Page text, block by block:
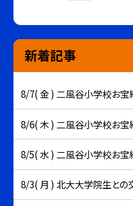
新着記事
8/7( 金 ) 二風谷小学校お宝
8/6( 木 ) 二風谷小学校お宝
8/5( 水 ) 二風谷小学校お宝
8/3( 月 ) 北大大学院生との